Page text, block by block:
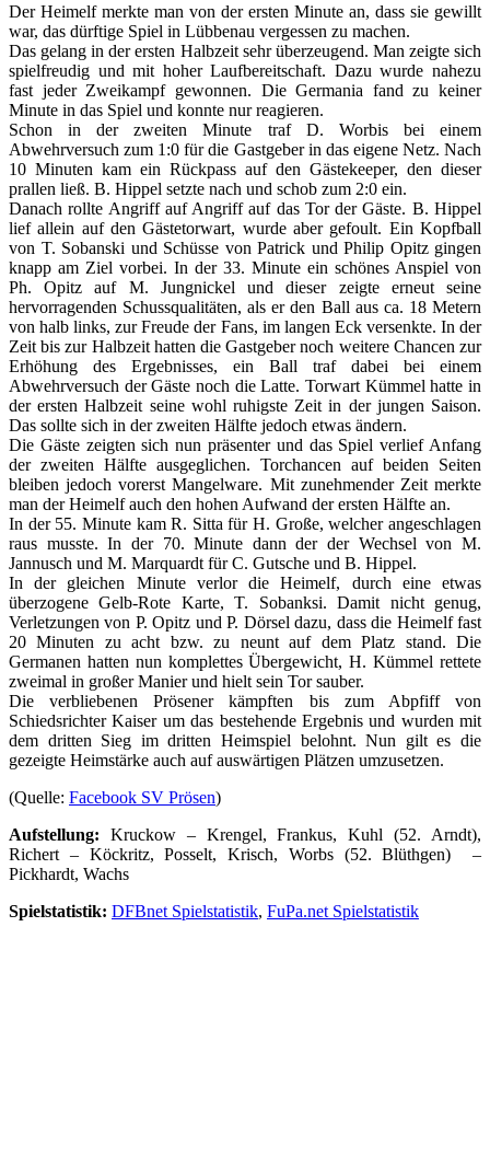
Der Heimelf merkte man von der ersten Minute an, dass sie gewillt
war, das dürftige Spiel in Lübbenau vergessen zu machen.
Das gelang in der ersten Halbzeit sehr überzeugend. Man zeigte sich
spielfreudig und mit hoher Laufbereitschaft. Dazu wurde nahezu
fast jeder Zweikampf gewonnen. Die Germania fand zu keiner
Minute in das Spiel und konnte nur reagieren.
Schon in der zweiten Minute traf D. Worbis bei einem
Abwehrversuch zum 1:0 für die Gastgeber in das eigene Netz. Nach
10 Minuten kam ein Rückpass auf den Gästekeeper, den dieser
prallen ließ. B. Hippel setzte nach und schob zum 2:0 ein.
Danach rollte Angriff auf Angriff auf das Tor der Gäste. B. Hippel
lief allein auf den Gästetorwart, wurde aber gefoult. Ein Kopfball
von T. Sobanski und Schüsse von Patrick und Philip Opitz gingen
knapp am Ziel vorbei. In der 33. Minute ein schönes Anspiel von
Ph. Opitz auf M. Jungnickel und dieser zeigte erneut seine
hervorragenden Schussqualitäten, als er den Ball aus ca. 18 Metern
von halb links, zur Freude der Fans, im langen Eck versenkte. In der
Zeit bis zur Halbzeit hatten die Gastgeber noch weitere Chancen zur
Erhöhung des Ergebnisses, ein Ball traf dabei bei einem
Abwehrversuch der Gäste noch die Latte. Torwart Kümmel hatte in
der ersten Halbzeit seine wohl ruhigste Zeit in der jungen Saison.
Das sollte sich in der zweiten Hälfte jedoch etwas ändern.
Die Gäste zeigten sich nun präsenter und das Spiel verlief Anfang
der zweiten Hälfte ausgeglichen. Torchancen auf beiden Seiten
bleiben jedoch vorerst Mangelware. Mit zunehmender Zeit merkte
man der Heimelf auch den hohen Aufwand der ersten Hälfte an.
In der 55. Minute kam R. Sitta für H. Große, welcher angeschlagen
raus musste. In der 70. Minute dann der der Wechsel von M.
Jannusch und M. Marquardt für C. Gutsche und B. Hippel.
In der gleichen Minute verlor die Heimelf, durch eine etwas
überzogene Gelb-Rote Karte, T. Sobanksi. Damit nicht genug,
Verletzungen von P. Opitz und P. Dörsel dazu, dass die Heimelf fast
20 Minuten zu acht bzw. zu neunt auf dem Platz stand. Die
Germanen hatten nun komplettes Übergewicht, H. Kümmel rettete
zweimal in großer Manier und hielt sein Tor sauber.
Die verbliebenen Prösener kämpften bis zum Abpfiff von
Schiedsrichter Kaiser um das bestehende Ergebnis und wurden mit
dem dritten Sieg im dritten Heimspiel belohnt. Nun gilt es die
gezeigte Heimstärke auch auf auswärtigen Plätzen umzusetzen.
(Quelle: Facebook SV Prösen)
Aufstellung: Kruckow – Krengel, Frankus, Kuhl (52. Arndt),
Richert – Köckritz, Posselt, Krisch, Worbs (52. Blüthgen) –
Pickhardt, Wachs
Spielstatistik: DFBnet Spielstatistik, FuPa.net Spielstatistik